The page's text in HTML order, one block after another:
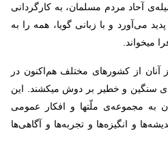
آحاد مردم مسلمان، به کارگردانی
می‌آورد و با زبانی گویا، همه را به
میخواند
آنان از کشورهای مختلف هم‌اکنون در
سنگین و خطیر بر دوش میکشند. این
به مجموعه‌ی ملّتها و افکار عمومی
و انگیزه‌ها و تجربه‌ها و آگاهی‌ها